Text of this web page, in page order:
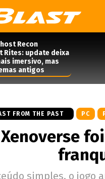
Recon
Rites: update deixa
imersivo, mas
antigos
FROM THE PAST PC
simples, o jogo